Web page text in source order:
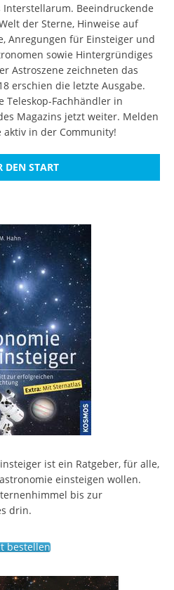
Beeindruckende
der Sterne, Hinweise auf
Anregungen für Einsteiger und
sowie Hintergründiges
Astroszene zeichneten das
erschien die letzte Ausgabe.
Teleskop-Fachhändler in
Magazins jetzt weiter. Melden
aktiv in der Community!
DEN START
ist ein Ratgeber, für alle,
einsteigen wollen.
bis zur
drin.
bestellen